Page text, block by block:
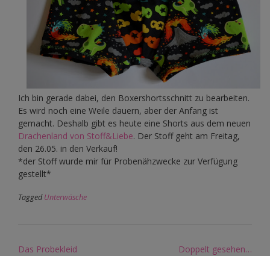
Ich bin gerade dabei, den Boxershortsschnitt zu bearbeiten.
Es wird noch eine Weile dauern, aber der Anfang ist
gemacht. Deshalb gibt es heute eine Shorts aus dem neuen
Drachenland von Stoff&Liebe. Der Stoff geht am Freitag,
den 26.05. in den Verkauf!
*der Stoff wurde mir für Probenähzwecke zur Verfügung
gestellt*
TaggedUnterwäsche
Post
Das Probekleid Doppelt gesehen…